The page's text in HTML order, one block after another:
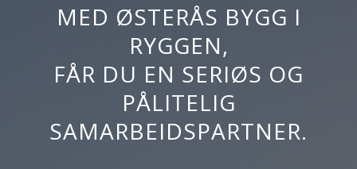
MED ØSTERÅS BYGG I
RYGGEN,
FÅR DU EN SERIØS OG
PÅLITELIG
SAMARBEIDSPARTNER.